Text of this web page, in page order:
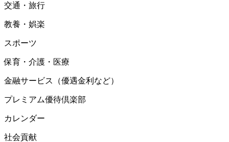
交通・旅行
教養・娯楽
スポーツ
保育・介護・医療
金融サービス（優遇金利など）
プレミアム優待倶楽部
カレンダー
社会貢献